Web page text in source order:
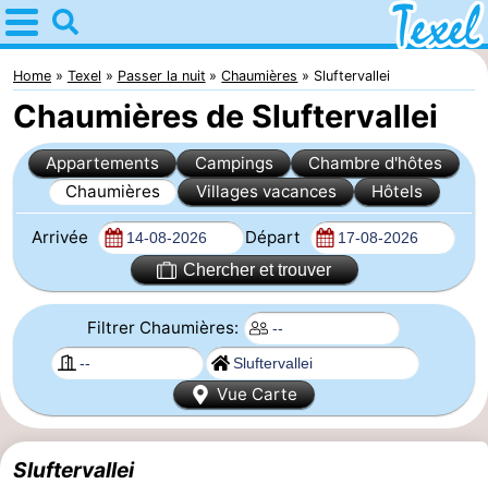
Home
Texel
Astuces
Avec
les
enfants
Villages
-
Den
-
Hoorn
De
Cocksdorp
-
De
-
Home Texel Passer la nuit Chaumières Sluftervallei
Chaumières de Sluftervallei
Appartements Campings
Chambre d'hôtes
Chaumières
Villages vacances Hôtels
Arrivée Départ
Chercher et trouver
Filtrer Chaumières:
Vue Carte
Sluftervallei